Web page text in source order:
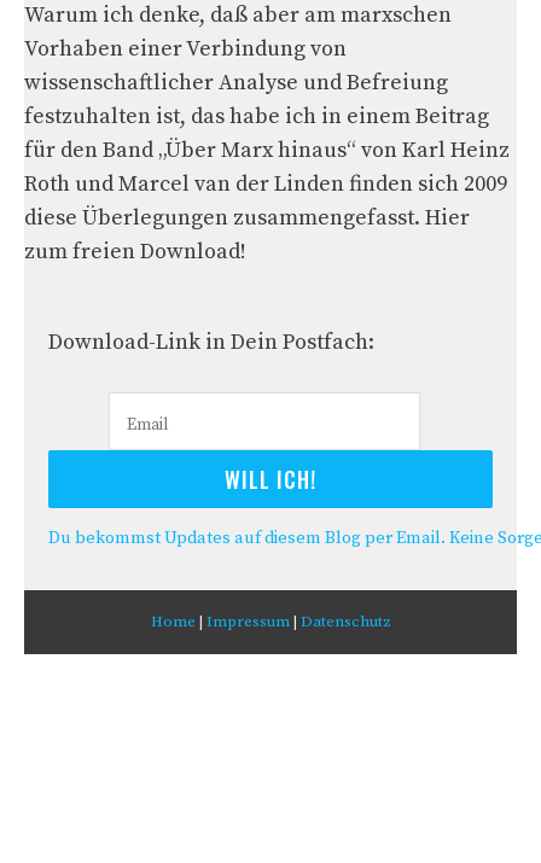
Warum ich denke, daß aber am marxschen
Vorhaben einer Verbindung von
wissenschaftlicher Analyse und Befreiung
festzuhalten ist, das habe ich in einem Beitrag
für den Band „Über Marx hinaus“ von Karl Heinz
Roth und Marcel van der Linden finden sich 2009
diese Überlegungen zusammengefasst. Hier
zum freien Download!
Download-Link in Dein Postfach:
Du bekommst Updates auf diesem Blog per Email. Keine
Home | Impressum| Datenschutz